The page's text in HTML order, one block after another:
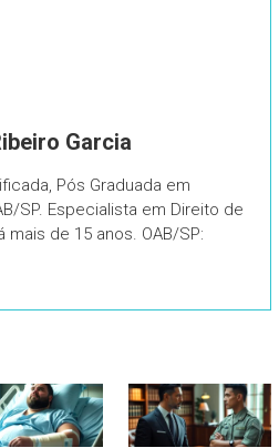
Garcia
Pós Graduada em
SP. Especialista em Direito de
mais de 15 anos. OAB/SP: